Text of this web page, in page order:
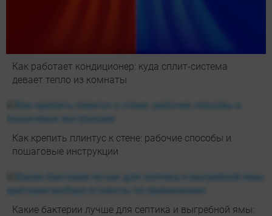
Как работает кондиционер: куда сплит-система
девает тепло из комнаты
Как крепить плинтус к стене: рабочие способы и
пошаговые инструкции
Какие бактерии лучше для септика и выгребной ямы: